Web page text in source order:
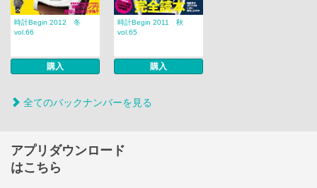
時計Begin 2012 冬
vol.66
購入
時計Begin 2011 秋
vol.65
購入
全てのバックナンバーを見る
アプリダウンロード
はこちら